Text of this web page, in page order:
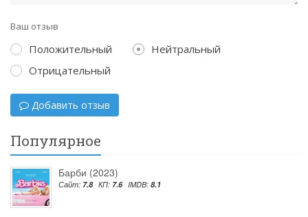
Ваш отзыв
Положительный
Нейтральный
Отрицательный
Добавить отзыв
Популярное
Барби (2023)
Сайт: 7.8 КП: 7.6 IMDB: 8.1